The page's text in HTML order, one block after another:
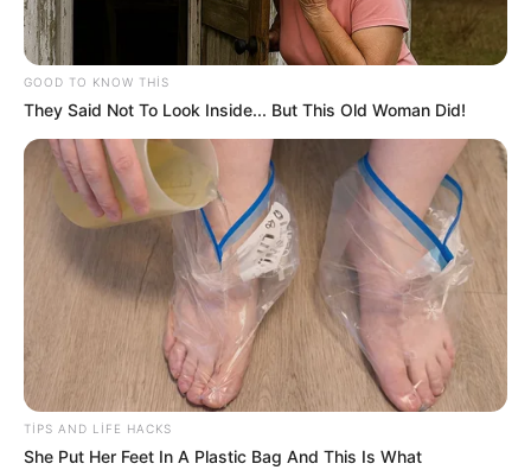
CƏMİYYƏT 520 08.06.2026, 23:22
Bəzi insanlar illər keçdikcə cazibəsini itirmək əvəzinə
daha da gözəl görünməyə başlayırlar. Astrologiyaya görə,
bəzi bürclər yaşın gətirdiyi təcrübə, özünəinam və daxili
GOOD TO KNOW THIS
They Said Not To Look Inside... But This Old Woman Did!
TIPS AND LIFE HACKS
She Put Her Feet In A Plastic Bag And This Is What